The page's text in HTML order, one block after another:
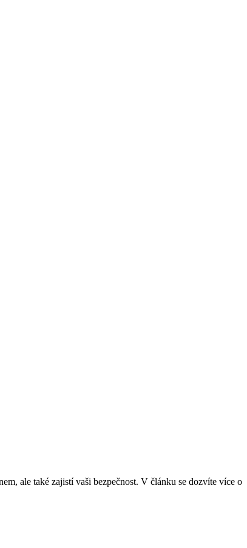
ale také zajistí ⁢vaši bezpečnost. V článku se‌ dozvíte více o